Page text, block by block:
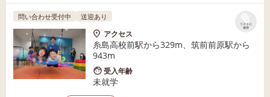
リストに
保存
問い合わせ受付中 送迎あり
アクセス
糸島高校前駅から329m、筑前前原駅から
943m
受入年齢
未就学